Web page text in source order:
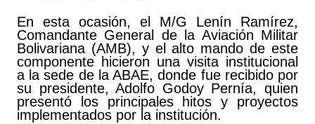
En esta ocasión, el M/G Lenín Ramírez,
Comandante General de la Aviación Militar
Bolivariana (AMB), y el alto mando de este
componente hicieron una visita institucional
a la sede de la ABAE, donde fue recibido por
su presidente, Adolfo Godoy Pernía, quien
presentó los principales hitos y proyectos
implementados por la institución.